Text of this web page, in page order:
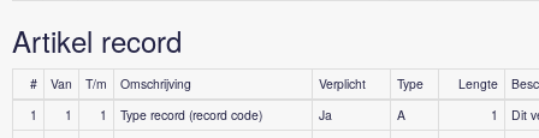
Artikel record
# Van T/m Omschrijving Verplicht Type Lengte
1
1 1 Type record (record code) Ja A 1
Dit